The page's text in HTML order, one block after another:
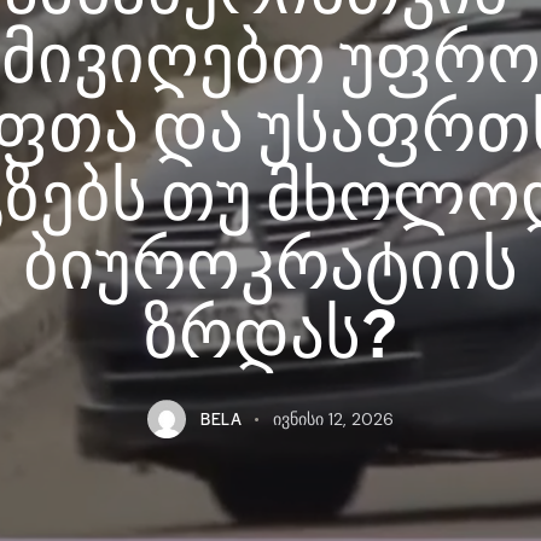
მივიღებთ უფრო
და
თუ
ბიუროკრატიის
ზრდას?
BELA ივნისი 12, 2026